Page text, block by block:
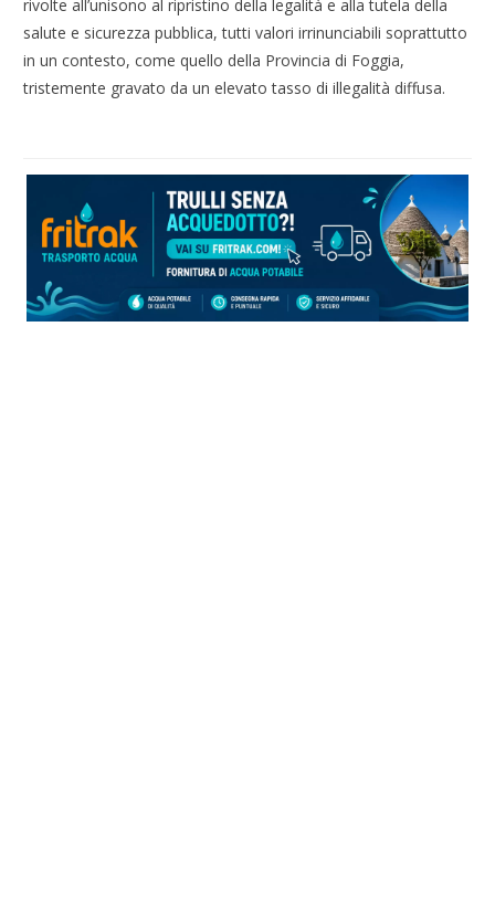
rivolte all’unisono al ripristino della legalità e alla tutela della
salute e sicurezza pubblica, tutti valori irrinunciabili soprattutto
in un contesto, come quello della Provincia di Foggia,
tristemente gravato da un elevato tasso di illegalità diffusa.